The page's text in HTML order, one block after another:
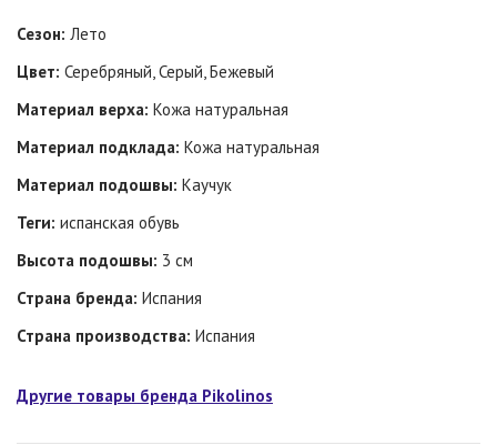
Сезон: Лето
Цвет: Серебряный, Серый, Бежевый
Материал верха: Кожа натуральная
Материал подклада: Кожа натуральная
Материал подошвы: Каучук
Теги: испанская обувь
Высота подошвы: 3 см
Страна бренда: Испания
Страна производства: Испания
Другие товары бренда Pikolinos